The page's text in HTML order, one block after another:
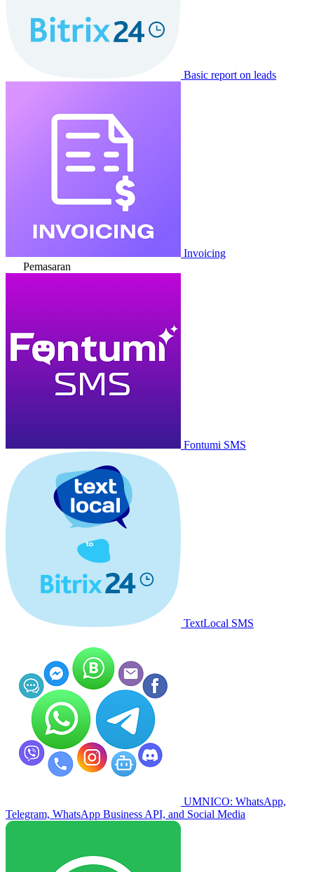
Basic report on leads
Invoicing
Pemasaran
Fontumi SMS
TextLocal SMS
UMNICO: WhatsApp,
Telegram, WhatsApp Business API, and Social Media